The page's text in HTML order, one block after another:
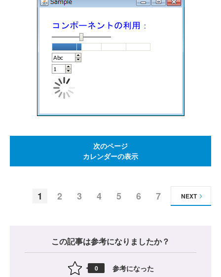
次のページ
カレンダーの表示
1 2 3 4 5 6 7 NEXT
この記事は参考になりましたか？
0 参考になった